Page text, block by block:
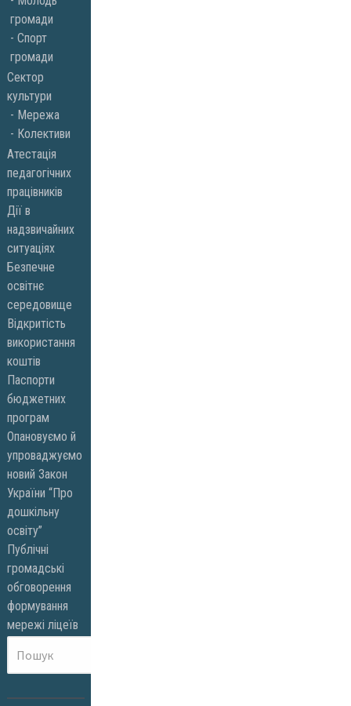
громади
Спорт
громади
Сектор
культури
Мережа
Колективи
Атестація
педагогічних
працівників
Дії в
надзвичайних
ситуаціях
Безпечне
освітнє
середовище
Відкритість
використання
коштів
Паспорти
бюджетних
програм
Опановуємо й
упроваджуємо
новий Закон
України “Про
дошкільну
освіту”
Публічні
громадські
обговорення
формування
мережі ліцеїв